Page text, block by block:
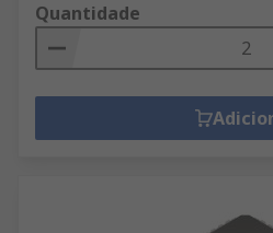
Quantidade